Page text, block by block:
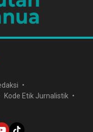
Kode Etik Jurnalistik